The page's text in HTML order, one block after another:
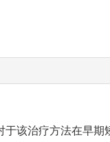
该治疗方法在早